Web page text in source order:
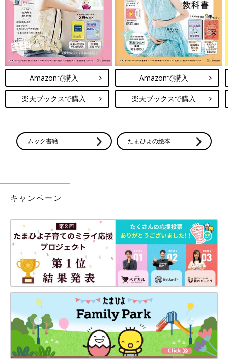
Amazonで購入
楽天ブックスで購入
Amazonで購入
楽天ブックスで購入
ムック書籍 たまひよの絵本
キャンペーン